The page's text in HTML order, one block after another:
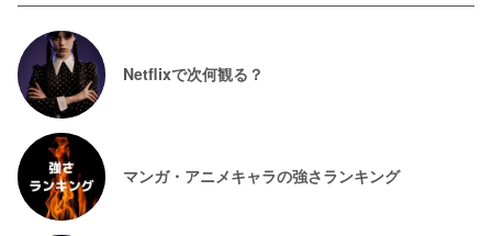
Netflixで次何観る？
マンガ・アニメキャラの強さランキング